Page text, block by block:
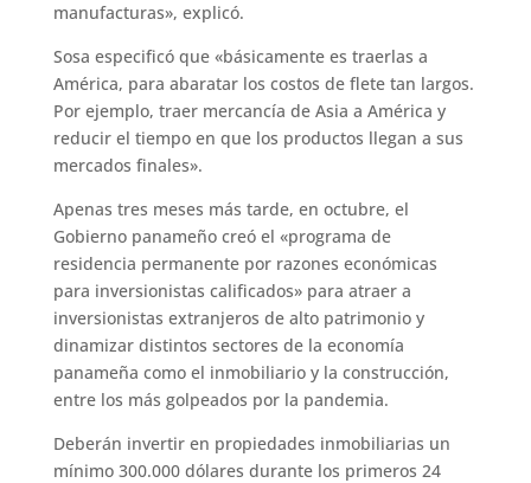
manufacturas», explicó.
Sosa especificó que «básicamente es traerlas a
América, para abaratar los costos de flete tan largos.
Por ejemplo, traer mercancía de Asia a América y
reducir el tiempo en que los productos llegan a sus
mercados finales».
Apenas tres meses más tarde, en octubre, el
Gobierno panameño creó el «programa de
residencia permanente por razones económicas
para inversionistas calificados» para atraer a
inversionistas extranjeros de alto patrimonio y
dinamizar distintos sectores de la economía
panameña como el inmobiliario y la construcción,
entre los más golpeados por la pandemia.
Deberán invertir en propiedades inmobiliarias un
mínimo 300.000 dólares durante los primeros 24